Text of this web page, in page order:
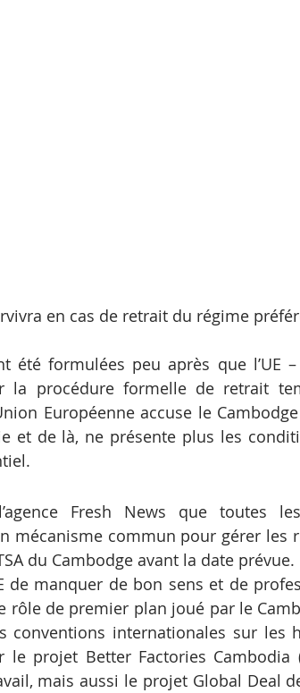
en cas de retrait du régime
été formulées peu après que l’UE
la procédure formelle de retrait
Européenne accuse le
et de là, ne présente plus les
Fresh News que toutes
mécanisme commun pour gérer les
du Cambodge avant la date prévue.
de manquer de bon sens et de
rôle de premier plan joué par le
conventions internationales sur les
projet Better Factories Cambodia
mais aussi le projet Global Deal